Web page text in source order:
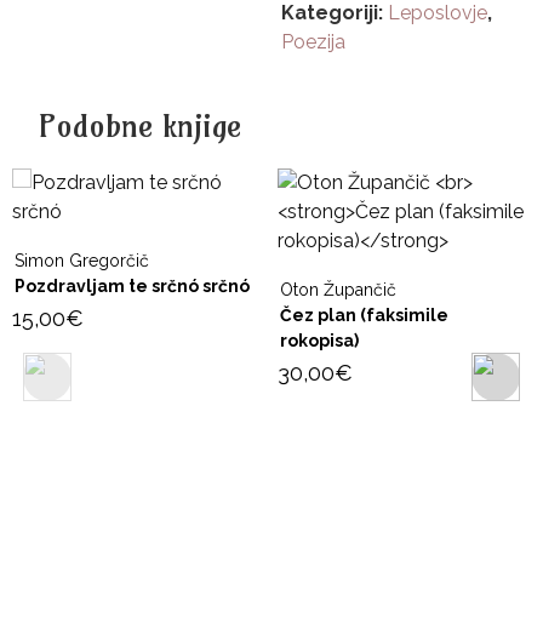
Kategoriji: Leposlovje,
Poezija
Podobne knjige
Simon Gregorčič
Pozdravljam te srčnó srčnó
15,00€
Oton Župančič
Čez plan (faksimile
rokopisa)
30,00€